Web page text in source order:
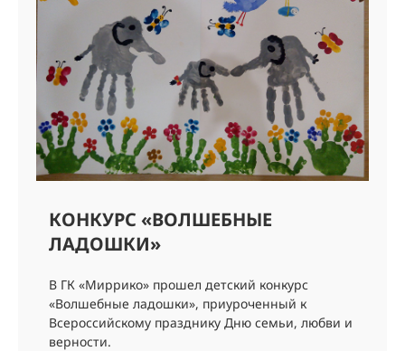
КОНКУРС «ВОЛШЕБНЫЕ
ЛАДОШКИ»
В ГК «Миррико» прошел детский конкурс
«Волшебные ладошки», приуроченный к
Всероссийскому празднику Дню семьи, любви и
верности.